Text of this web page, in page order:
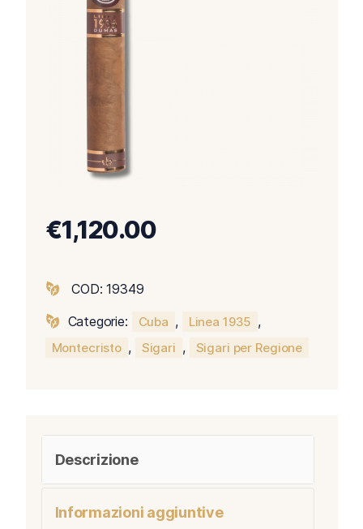
€1,120.00
COD:19349
Categorie:
Cuba , Linea 1935 ,
Montecristo , Sigari , Sigari per Regione
Descrizione
Informazioni aggiuntive